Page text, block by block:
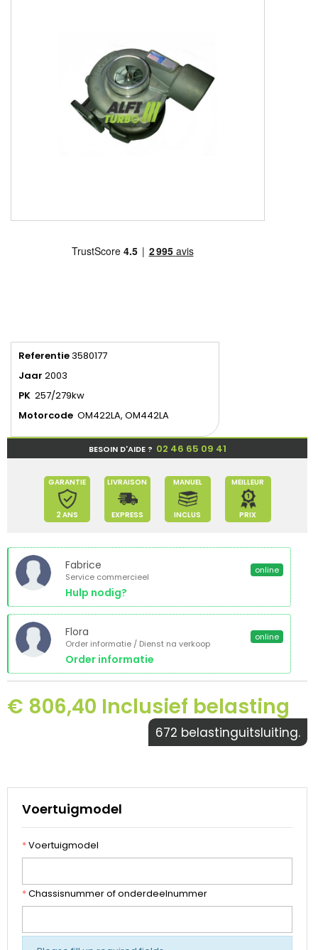
Referentie3580177
Jaar 2003
PK 257/279kw
Motorcode OM422LA, OM442LA
BESOIN D'AIDE ? 02 46 65 09 41
GARANTIE
2 ANS
LIVRAISON
EXPRESS
MANUEL
INCLUS
MEILLEUR
PRIX
Fabrice
Service commercieel
Hulp nodig?
online
Flora
Order informatie / Dienst na verkoop
Order informatie
online
€ 806,40 Inclusief belasting
672 belastinguitsluiting.
Voertuigmodel
*Voertuigmodel
*Chassisnummer of onderdeelnummer